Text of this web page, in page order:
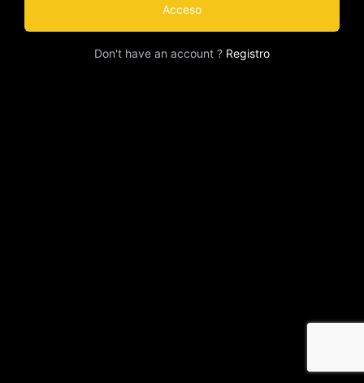
Acceso
Don't have an account ? Registro